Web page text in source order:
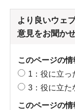
より良いウェ
意見をお聞か
このページの
1：役に立っ
3：役に立た
このページの